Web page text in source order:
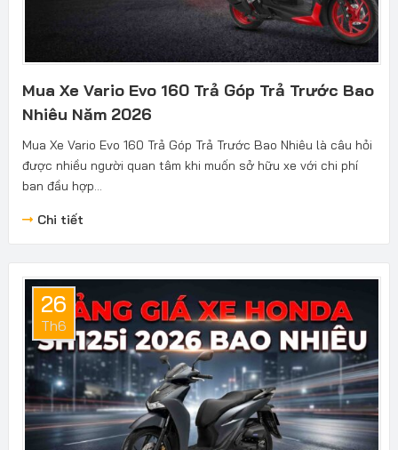
Mua Xe Vario Evo 160 Trả Góp Trả Trước Bao
Nhiêu Năm 2026
Mua Xe Vario Evo 160 Trả Góp Trả Trước Bao Nhiêu là câu hỏi
được nhiều người quan tâm khi muốn sở hữu xe với chi phí
ban đầu hợp...
Chi tiết
26
Th6